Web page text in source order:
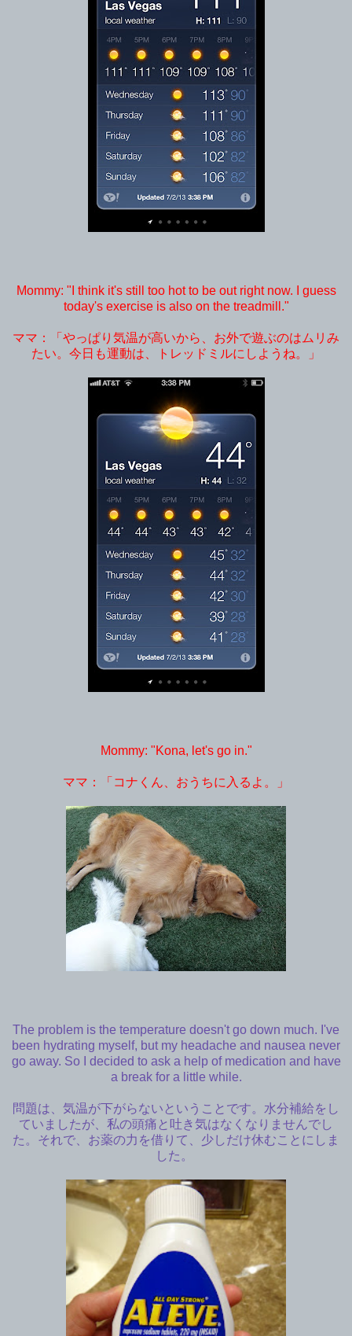
Mommy: "I think it's still too hot to be out right now. I guess
today's exercise is also on the treadmill."
ママ：「やっぱり気温が高いから、お外で遊ぶのはムリみ
たい。今日も運動は、トレッドミルにしようね。」
Mommy: "Kona, let's go in."
ママ：「コナくん、おうちに入るよ。」
The problem is the temperature doesn't go down much. I've
been hydrating myself, but my headache and nausea never
go away. So I decided to ask a help of medication and have
a break for a little while.
問題は、気温が下がらないということです。水分補給をし
ていましたが、私の頭痛と吐き気はなくなりませんでし
た。それで、お薬の力を借りて、少しだけ休むことにしま
した。